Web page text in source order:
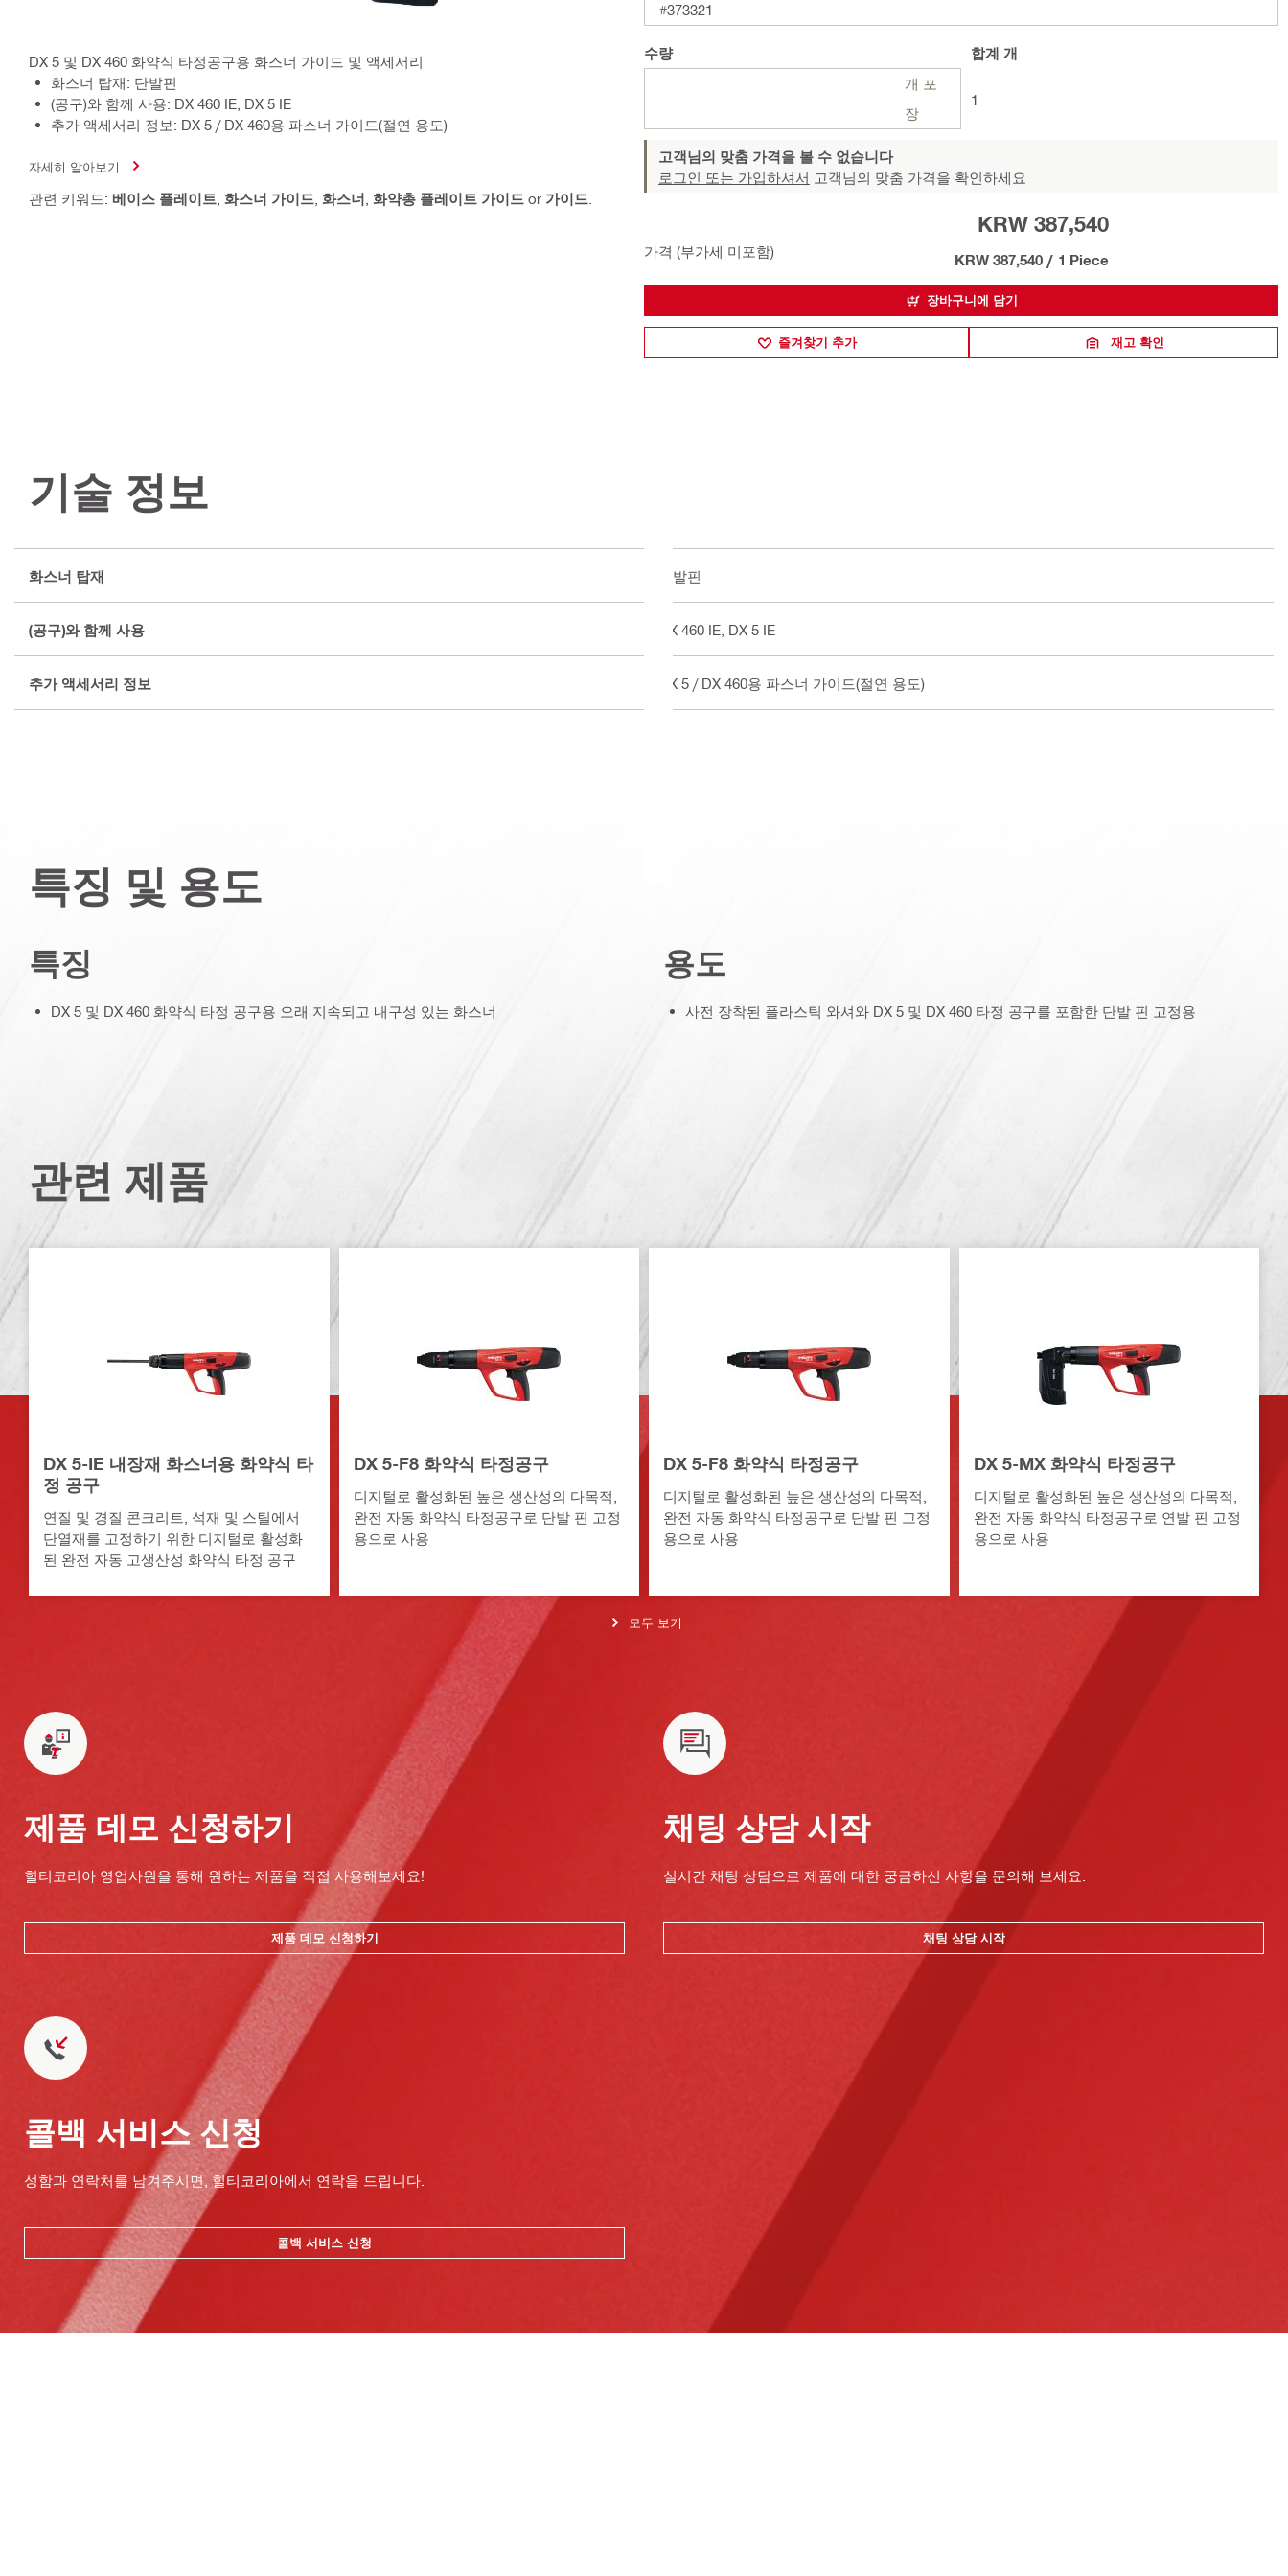
DX 5 및 DX 460 화약식 타정공구용 화스너 가이드 및 액세서리
화스너 탑재: 단발핀
(공구)와 함께 사용: DX 460 IE, DX 5 IE
추가 액세서리 정보: DX 5 / DX 460용 파스너 가이드(절연 용도)
자세히 알아보기
관련 키워드: 베이스 플레이트 화스너 가이드 화스너 화약총 플레이트 가이드 or 가이드
#373321
수량
개 포
장
합계 개
1
고객님의 맞춤 가격을 볼 수 없습니다
로그인 또는 가입하셔서 고객님의 맞춤 가격을 확인하세요
가격 (부가세 미포함)
KRW 387,540
KRW 387,540 / 1 Piece
장바구니에 담기
즐겨찾기 추가 재고 확인
기술 정보
화스너 탑재 단발핀
(공구)와 함께 사용 DX 460 IE, DX 5 IE
추가 액세서리 정보 DX 5 / DX 460용 파스너 가이드(절연 용도)
특징 및 용도
특징
DX 5 및 DX 460 화약식 타정 공구용 오래 지속되고 내구성 있는 화스너
용도
사전 장착된 플라스틱 와셔와 DX 5 및 DX 460 타정 공구를 포함한 단발 핀 고정용
관련 제품
DX 5-IE 내장재 화스너용 화약식 타
정 공구
연질 및 경질 콘크리트, 석재 및 스틸에서
단열재를 고정하기 위한 디지털로 활성화
된 완전 자동 고생산성 화약식 타정 공구
DX 5-F8 화약식 타정공구
디지털로 활성화된 높은 생산성의 다목적,
완전 자동 화약식 타정공구로 단발 핀 고정
용으로 사용
DX 5-F8 화약식 타정공구
디지털로 활성화된 높은 생산성의 다목적,
완전 자동 화약식 타정공구로 단발 핀 고정
용으로 사용
DX 5-MX 화약식 타정공구
디지털로 활성화된 높은 생산성의 다목적,
완전 자동 화약식 타정공구로 연발 핀 고정
용으로 사용
모두 보기
제품 데모 신청하기
힐티코리아 영업사원을 통해 원하는 제품을 직접 사용해보세요!
제품 데모 신청하기
채팅 상담 시작
실시간 채팅 상담으로 제품에 대한 궁금하신 사항을 문의해 보세요.
채팅 상담 시작
콜백 서비스 신청
성함과 연락처를 남겨주시면, 힐티코리아에서 연락을 드립니다.
콜백 서비스 신청